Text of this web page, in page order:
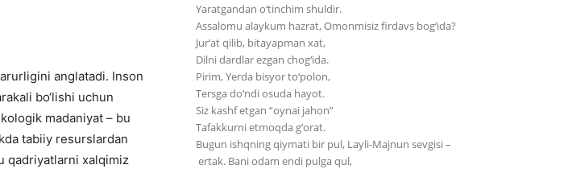
anglatadi. Inson
bo‘lishi uchun
madaniyat – bu
tabiiy resurslardan
qadriyatlarni xalqimiz
Yaratgandan o‘tinchim shuldir.
Assalomu alaykum hazrat, Omonmisiz firdavs bog‘ida?
Jur’at qilib, bitayapman xat,
Dilni dardlar ezgan chog‘ida.
Pirim, Yerda bisyor to‘polon,
Tersga do‘ndi osuda hayot.
Siz kashf etgan “oynai jahon”
Tafakkurni etmoqda g‘orat.
Bugun ishqning qiymati bir pul, Layli-Majnun sevgisi –
ertak. Bani odam endi pulga qul,